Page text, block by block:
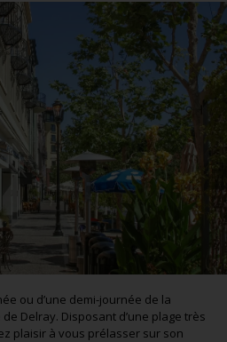
ou d’une demi-journée de la
Delray. Disposant d’une plage très
plaisir à vous prélasser sur son